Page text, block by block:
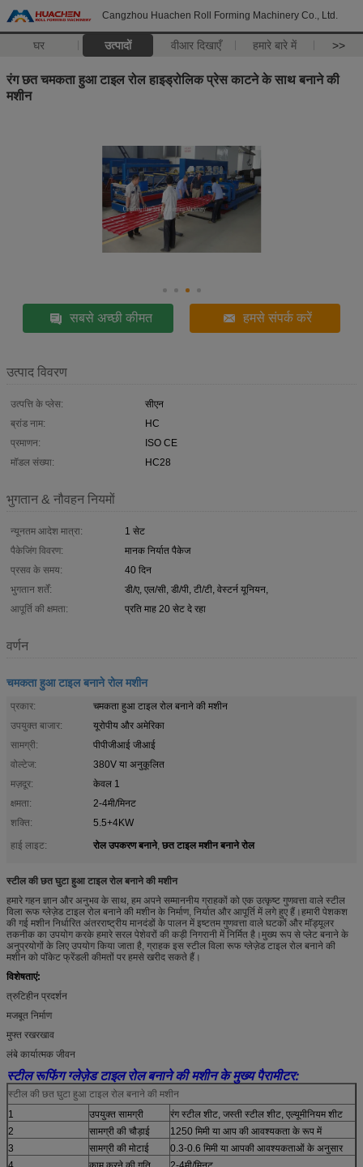
Cangzhou Huachen Roll Forming Machinery Co., Ltd.
घर उत्पादों वीआर दिखाएँ हमारे बारे में >>
रंग छत चमकता हुआ टाइल रोल हाइड्रोलिक प्रेस काटने के साथ बनाने की
मशीन
सबसे अच्छी कीमत हमसे संपर्क करें
उत्पाद विवरण
उत्पत्ति के प्लेस:
सीएन
ब्रांड नाम:
HC
प्रमाणन:
ISO CE
मॉडल संख्या:
HC28
भुगतान & नौवहन नियमों
न्यूनतम आदेश मात्रा:
1 सेट
पैकेजिंग विवरण:
मानक निर्यात पैकेज
प्रसव के समय:
40 दिन
भुगतान शर्तें:
डी/ए, एल/सी, डी/पी, टी/टी, वेस्टर्न यूनियन,
आपूर्ति की क्षमता:
प्रति माह 20 सेट दे रहा
वर्णन
चमकता हुआ टाइल बनाने रोल मशीन
प्रकार:
चमकता हुआ टाइल रोल बनाने की मशीन
उपयुक्त बाजार:
यूरोपीय और अमेरिका
सामग्री:
पीपीजीआई जीआई
वोल्टेज:
380V या अनुकूलित
मज़दूर:
केवल 1
क्षमता:
2-4मी/मिनट
शक्ति:
5.5+4KW
हाई लाइट:
रोल उपकरण बनाने, छत टाइल मशीन बनाने रोल
स्टील की छत घुटा हुआ टाइल रोल बनाने की मशीन
हमारे गहन ज्ञान और अनुभव के साथ, हम अपने सम्माननीय ग्राहकों को एक उत्कृष्ट गुणवत्ता वाले स्टील
विला रूफ ग्लेज़ेड टाइल रोल बनाने की मशीन के निर्माण, निर्यात और आपूर्ति में लगे हुए हैं।हमारी पेशकश
की गई मशीन निर्धारित अंतरराष्ट्रीय मानदंडों के पालन में इष्टतम गुणवत्ता वाले घटकों और मॉड्यूलर
तकनीक का उपयोग करके हमारे सरल पेशेवरों की कड़ी निगरानी में निर्मित है।मुख्य रूप से प्लेट बनाने के
अनुप्रयोगों के लिए उपयोग किया जाता है, ग्राहक इस स्टील विला रूफ ग्लेज़ेड टाइल रोल बनाने की
मशीन को पॉकेट फ्रेंडली कीमतों पर हमसे खरीद सकते हैं।
विशेषताएं:
त्रुटिहीन प्रदर्शन
मजबूत निर्माण
मुफ्त रखरखाव
लंबे कार्यात्मक जीवन
स्टील रूफिंग ग्लेज़ेड टाइल रोल बनाने की मशीन के मुख्य पैरामीटर:
स्टील की छत घुटा हुआ टाइल रोल बनाने की मशीन
1
उपयुक्त सामग्री
रंग स्टील शीट, जस्ती स्टील शीट, एल्यूमीनियम शीट
2
सामग्री की चौड़ाई
1250 मिमी या आप की आवश्यकता के रूप में
3
सामग्री की मोटाई
0.3-0.6 मिमी या आपकी आवश्यकताओं के अनुसार